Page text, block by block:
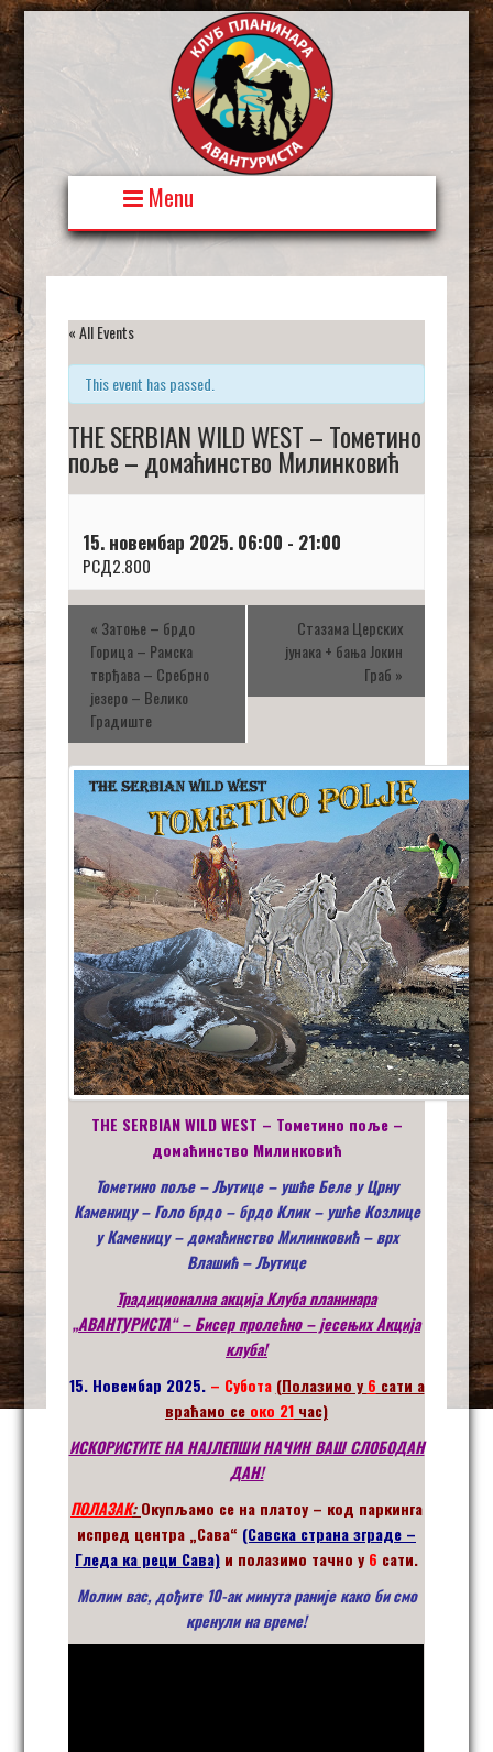
Skip
to
content
Menu
« All Events
This event has passed.
THE SERBIAN WILD WEST – Тометино
поље – домаћинство Милинковић
15. новембар 2025. 06:00 - 21:00
РСД2.800
« Затоње – брдо
Горица – Рамска
тврђава – Сребрно
језеро – Велико
Градиште
Стазама Церских
јунака + бања Јокин
Граб »
THE SERBIAN WILD WEST – Тометино поље –
домаћинство Милинковић
Тометино поље – Љутице – ушће Беле у Црну
Каменицу – Голо брдо – брдо Клик – ушће Козлице
у Каменицу – домаћинство Милинковић – врх
Влашић – Љутице
Традиционална акција Клуба планинара
„АВАНТУРИСТА“ – Бисер пролећно – јесењих Акција
клуба!
15. Новембар 2025.– Субота (Полазимо у 6 сати а
враћамо се око 21 час)
ИСКОРИСТИТЕ НА НАЈЛЕПШИ НАЧИН ВАШ СЛОБОДАН
ДАН!
ПОЛАЗАК: Окупљамо се на платоу – код паркинга
испред центра „Сава“ (Савска страна зграде –
Гледа ка реци Сава) и полазимо тачно у 6 сати.
Молим вас, дођите 10-ак минута раније како би смо
кренули на време!